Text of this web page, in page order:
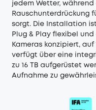
jedem Wetter,
Rauschunterdrückung
sorgt. Die Installation
Plug & Play flexibel
Kameras konzipiert,
verfügt über eine
zu 16 TB aufgerüstet
Aufnahme zu